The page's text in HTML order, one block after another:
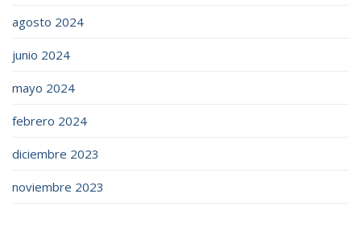
agosto 2024
junio 2024
mayo 2024
febrero 2024
diciembre 2023
noviembre 2023